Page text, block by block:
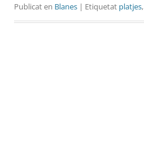
Publicat en Blanes | Etiquetat platjes,